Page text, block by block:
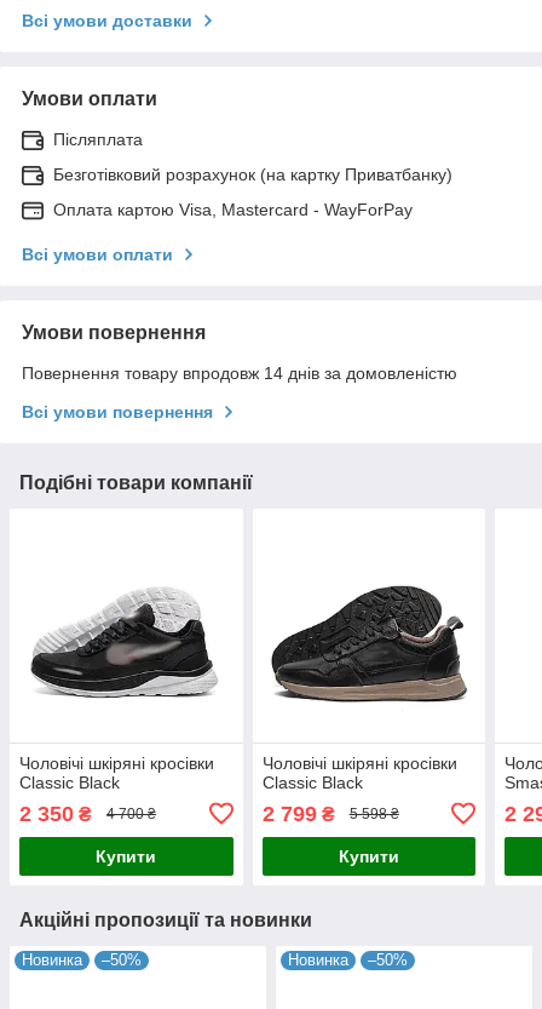
Всі умови доставки
Умови оплати
Післяплата
Безготівковий розрахунок (на картку Приватбанку)
Оплата картою Visa, Mastercard - WayForPay
Всі умови оплати
Умови повернення
Повернення товару впродовж 14 днів за домовленістю
Всі умови повернення
Подібні товари компанії
Чоловічі шкіряні кросівки
Classic Black
2 350 ₴ 4 700 ₴
Купити
Чоловічі шкіряні кросівки
Classic Black
2 799₴ 5 598 ₴
Купити
2
Акційні пропозиції та новинки
Новинка –50% Новинка –50%